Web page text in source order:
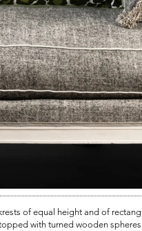
of equal height and of
with turned wooden